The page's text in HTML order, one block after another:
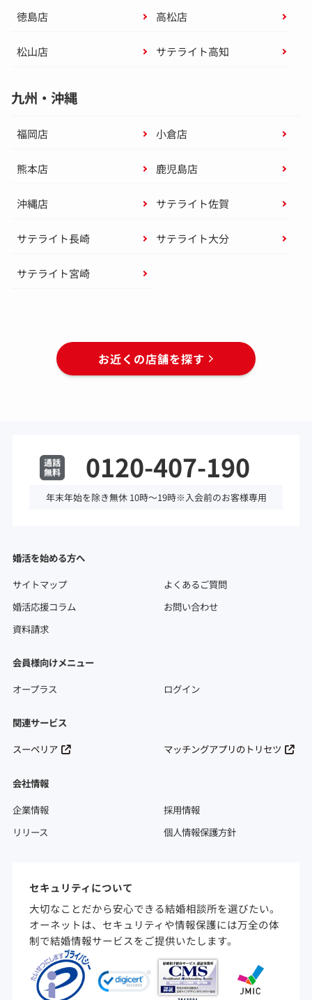
徳島店 高松店
松山店 サテライト高知
九州・沖縄
福岡店 小倉店
熊本店 鹿児島店
沖縄店 サテライト佐賀
サテライト長崎 サテライト大分
サテライト宮崎
お近くの店舗を探す
0120-407-190
年末年始を除き無休 10時～19時※入会前のお客様専用
婚活を始める方へ
サイトマップ
よくあるご質問
婚活応援コラム
お問い合わせ
資料請求
会員様向けメニュー
オープラス
ログイン
関連サービス
スーペリア
マッチングアプリのトリセツ
会社情報
企業情報
採用情報
リリース
個人情報保護方針
セキュリティについて
大切なことだから安心できる結婚相談所を選びたい。
オーネットは、セキュリティや情報保護には万全の体
制で結婚情報サービスをご提供いたします。